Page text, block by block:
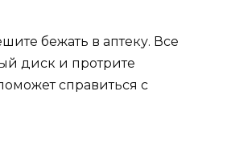
бежать в аптеку. Все
диск и протрите
справиться с